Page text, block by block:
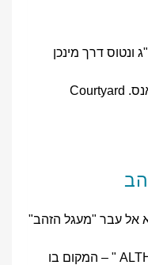
ונטוס דרך מינכן
לינה במלון בחצי האי רייקיאנס. Courtyard
אל עבר "מעגל הזהב"
נפתח בביקור באתר "ALTHING " – המקום בו